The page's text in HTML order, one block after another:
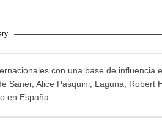
con una base de influencia
Alice Pasquini, Laguna, Robert
en España.